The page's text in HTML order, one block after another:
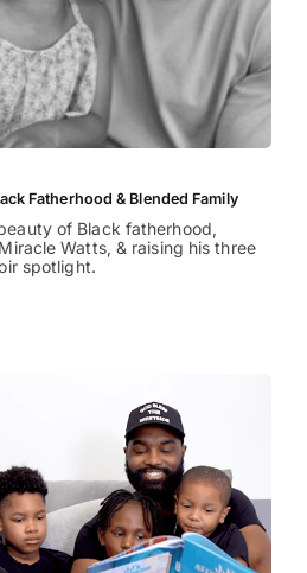
Fatherhood & Blended Family
of Black fatherhood,
Watts, & raising his three
spotlight.